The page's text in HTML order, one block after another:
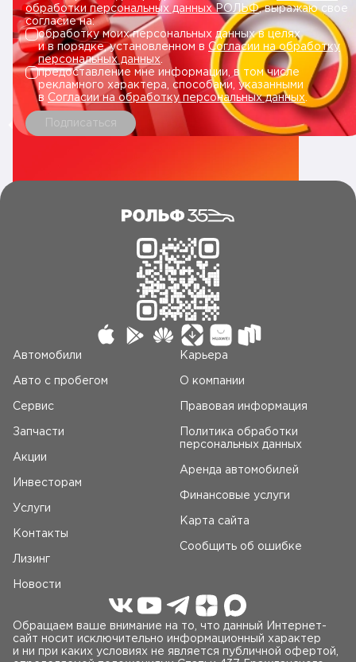
обработки персональных данных РОЛЬФ, выражаю свое
согласие на:
обработку моих персональных данных в целях
и в порядке, установленном в Согласии на обработку
персональных данных.
предоставление мне информации, в том числе
рекламного характера, способами, указанными
в Согласии на обработку персональных данных
Подписаться
Автомобили
Авто c пробегом
Сервис
Запчасти
Акции
Инвесторам
Услуги
Контакты
Лизинг
Новости
Карьера
О компании
Правовая информация
Политика обработки
персональных данных
Аренда автомобилей
Финансовые услуги
Карта сайта
Сообщить об ошибке
Обращаем ваше внимание на то, что данный Интернет-
сайт носит исключительно информационный характер
и ни при каких условиях не является публичной офертой,